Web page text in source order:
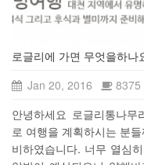
로글리에 가면 무엇을하나
Jan 20, 2016
8375
안녕하세요 로글리통나무
로 여행을 계획하시는 분
비하였습니다. 너무 열심